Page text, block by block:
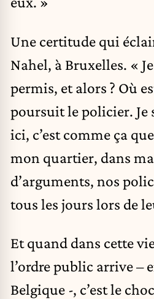
Une certitude qui
Nahel, à Bruxelles. «
permis, et alors ? Où
poursuit le policier. Je
ici, c’est comme ça
mon quartier, dans
d’arguments, nos
tous les jours lors de
Et quand dans cette
l’ordre public arrive –
Belgique -, c’est le